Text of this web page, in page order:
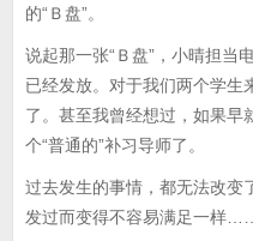
的“Ｂ盘”。
说起那一张“Ｂ盘”，小晴担当
已经发放。对于我们两个学生
了。甚至我曾经想过，如果早
个“普通的”补习导师了。
过去发生的事情，都无法改变
发过而变得不容易满足一样